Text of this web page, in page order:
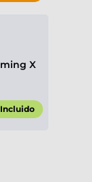
X
Incluido